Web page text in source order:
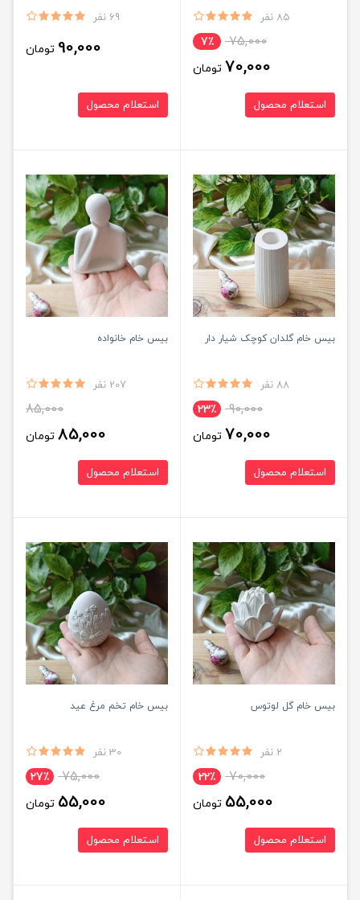
85 نفر
75,000 7٪
70,000 تومان
استعلام محصول
69 نفر
90,000 تومان
استعلام محصول
بیس خام گلدان کوچک شیار دار
88 نفر
90,000 23٪
70,000 تومان
استعلام محصول
بیس خام خانواده
207 نفر
85,000
85,000 تومان
استعلام محصول
بیس خام گل لوتوس
2 نفر
70,000 22٪
55,000 تومان
استعلام محصول
بیس خام تخم مرغ عید
30 نفر
75,000 27٪
55,000 تومان
استعلام محصول